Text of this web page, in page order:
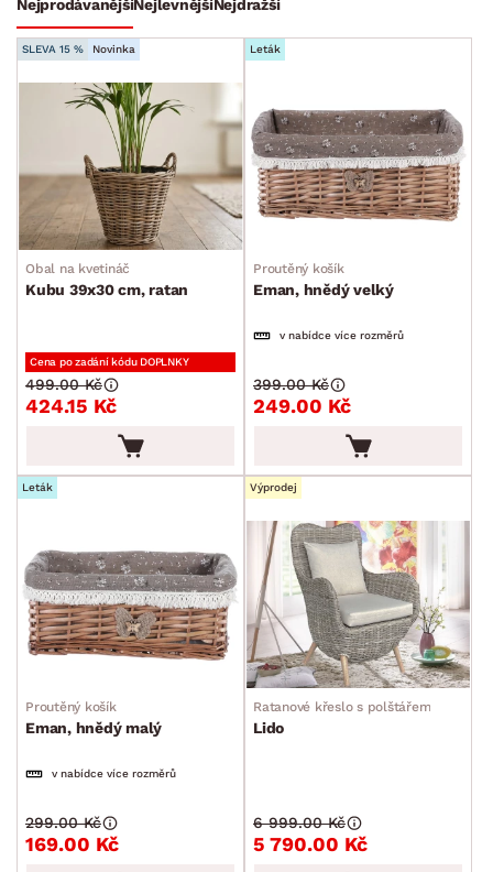
BARVA
ROZMĚRY
min. cm max.
min. cm
MATERIÁL
MÍSTNOST
SKLADOVOST
NejprodávanějšíNejlevnějšíNejdražší
SLEVA 15 % Novinka
Obal na kvetináč
Kubu 39x30 cm, ratan
Cena po zadání kódu DOPLNKY
424.15 Kč
499.00 Kč
Leták
Proutěný košík
Eman, hnědý velký
v nabídce více rozměrů
249.00 Kč
399.00 Kč
Leták
Proutěný košík
Eman, hnědý malý
v nabídce více rozměrů
169.00 Kč
299.00 Kč
Výprodej
Ratanové křeslo s polštářem
Lido
5 790.00 Kč
6 999.00 Kč